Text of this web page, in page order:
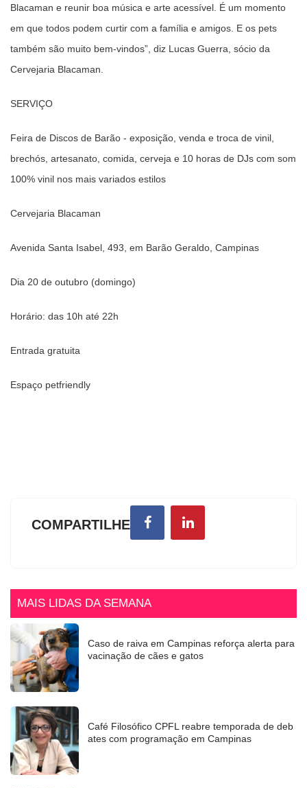
Blacaman e reunir boa música e arte acessível. É um momento
em que todos podem curtir com a família e amigos. E os pets
também são muito bem-vindos”, diz Lucas Guerra, sócio da
Cervejaria Blacaman.
SERVIÇO
Feira de Discos de Barão - exposição, venda e troca de vinil,
brechós, artesanato, comida, cerveja e 10 horas de DJs com som
100% vinil nos mais variados estilos
Cervejaria Blacaman
Avenida Santa Isabel, 493, em Barão Geraldo, Campinas
Dia 20 de outubro (domingo)
Horário: das 10h até 22h
Entrada gratuita
Espaço petfriendly
COMPARTILHE
MAIS LIDAS DA SEMANA
Caso de raiva em Campinas reforça alerta para
vacinação de cães e gatos
Café Filosófico CPFL reabre temporada de deb
ates com programação em Campinas